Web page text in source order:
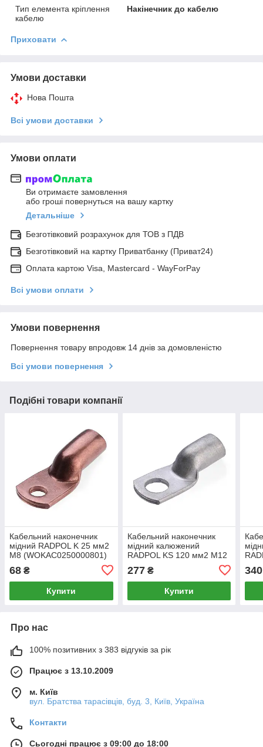
Тип елемента кріплення
кабелю
Накінечник до кабелю
Приховати
Умови доставки
Нова Пошта
Всі умови доставки
Умови оплати
Ви отримаєте замовлення
або гроші повернуться на вашу картку
Детальніше
Безготівковий розрахунок для ТОВ з ПДВ
Безготівковий на картку Приватбанку (Приват24)
Оплата картою Visa, Mastercard - WayForPay
Всі умови оплати
Умови повернення
Повернення товару впродовж 14 днів за домовленістю
Всі умови повернення
Подібні товари компанії
Кабельний наконечник
мідний RADPOL K 25 мм2
М8 (WOKAC0250000801)
68 ₴
Купити
Кабельний наконечник
мідний калюжений
RADPOL KS 120 мм2 М12
277₴
Купити
340
Про нас
100% позитивних з 383 відгуків за рік
Працює з 13.10.2009
м. Київ
вул. Братства тарасівців, буд. 3, Київ, Україна
Контакти
Сьогодні працює з 09:00 до 18:00